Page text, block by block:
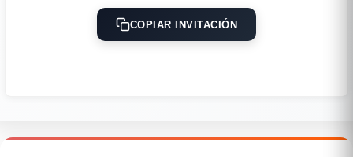
COPIAR INVITACIÓN